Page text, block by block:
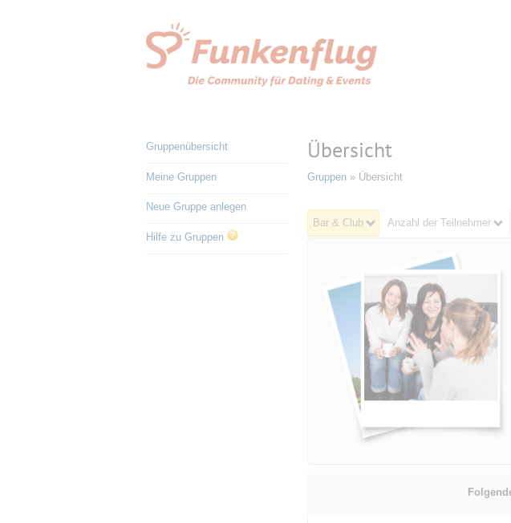
Gruppenübersicht
Meine Gruppen
Neue Gruppe anlegen
Hilfe zu Gruppen
Übersicht
Gruppen» Übersicht
Bar & Club Anzahl der Teilnehmer